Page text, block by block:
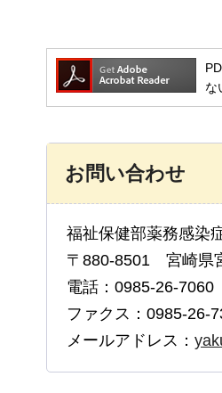
な
お問い合わせ
福祉保健部薬務感染
〒880-8501 宮崎県
電話：0985-26-7060
ファクス：0985-26-
メールアドレス：